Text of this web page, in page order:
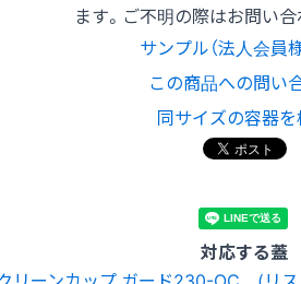
ます。ご不明の際はお問い合
サンプル（法人会員
この商品への問い
同サイズの容器を
対応する蓋